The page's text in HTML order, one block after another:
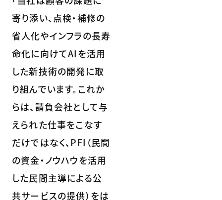
寄り添い、点検・補修の
省人化やインフラの長寿
命化に向けてAIを活用
した新技術の開発に取
り組んでいます。これか
らは、請負会社として与
えられた仕事をこなす
だけではなく、PFI（民間
の資金・ノウハウを活用
した民間主導による公
共サービスの提供）をは